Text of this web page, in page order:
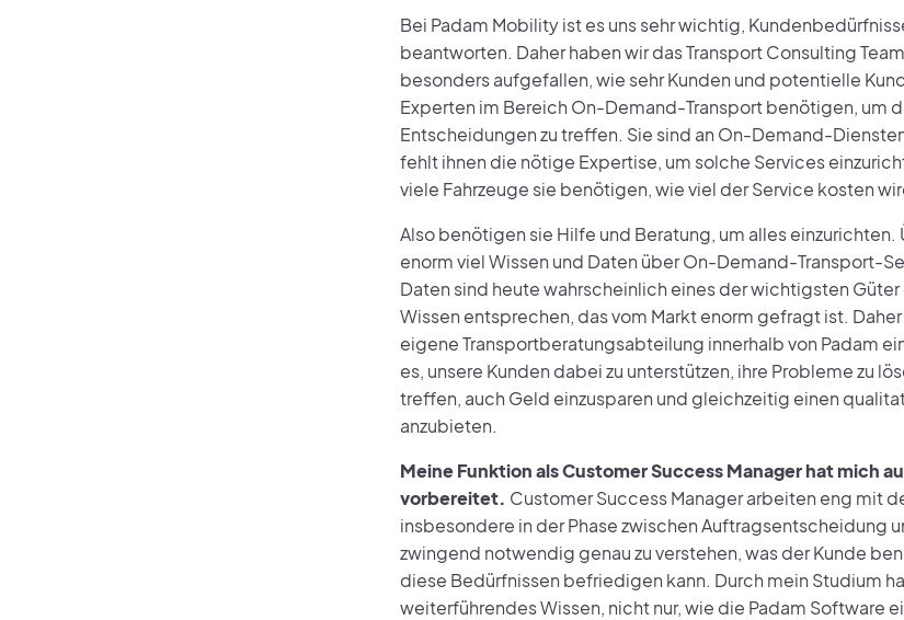
Bei Padam Mobility ist es uns sehr wichtig,
beantworten. Daher haben wir das Transport Consulting
besonders aufgefallen, wie sehr Kunden und potentielle
Experten im Bereich On-Demand-Transport benötigen, um
Entscheidungen zu treffen. Sie sind an On-Demand-
fehlt ihnen die nötige Expertise, um solche Services
viele Fahrzeuge sie benötigen, wie viel der Service kosten
Also benötigen sie Hilfe und Beratung, um alles einzurichten.
enorm viel Wissen und Daten über On-Demand-Transport-
Daten sind heute wahrscheinlich eines der wichtigsten
Wissen entsprechen, das vom Markt enorm gefragt ist.
eigene Transportberatungsabteilung innerhalb von Padam
es, unsere Kunden dabei zu unterstützen, ihre Probleme zu
treffen, auch Geld einzusparen und gleichzeitig einen
anzubieten.
Meine Funktion als Customer Success Manager hat mich
vorbereitet. Customer Success Manager arbeiten eng mit
insbesondere in der Phase zwischen Auftragsentscheidung
zwingend notwendig genau zu verstehen, was der Kunde
diese Bedürfnissen befriedigen kann. Durch mein Studium
weiterführendes Wissen, nicht nur, wie die Padam Software